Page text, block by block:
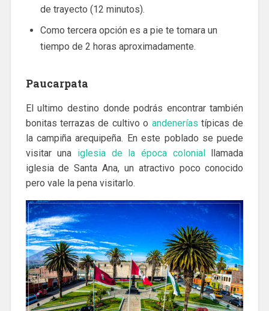
de trayecto (12 minutos).
Como tercera opción es a pie te tomara un
tiempo de 2 horas aproximadamente.
Paucarpata
El ultimo destino donde podrás encontrar también
bonitas terrazas de cultivo o andenerías típicas de
la campiña arequipeña. En este poblado se puede
visitar una iglesia de la época colonialllamada
iglesia de Santa Ana, un atractivo poco conocido
pero vale la pena visitarlo.